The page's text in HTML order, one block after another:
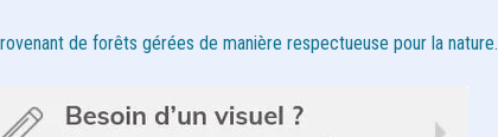
de forêts gérées de manière respectueuse pour la nature.